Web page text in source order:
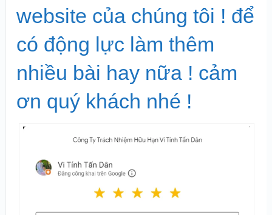
website của chúng tôi ! để
có động lực làm thêm
nhiều bài hay nữa ! cảm
ơn quý khách nhé !